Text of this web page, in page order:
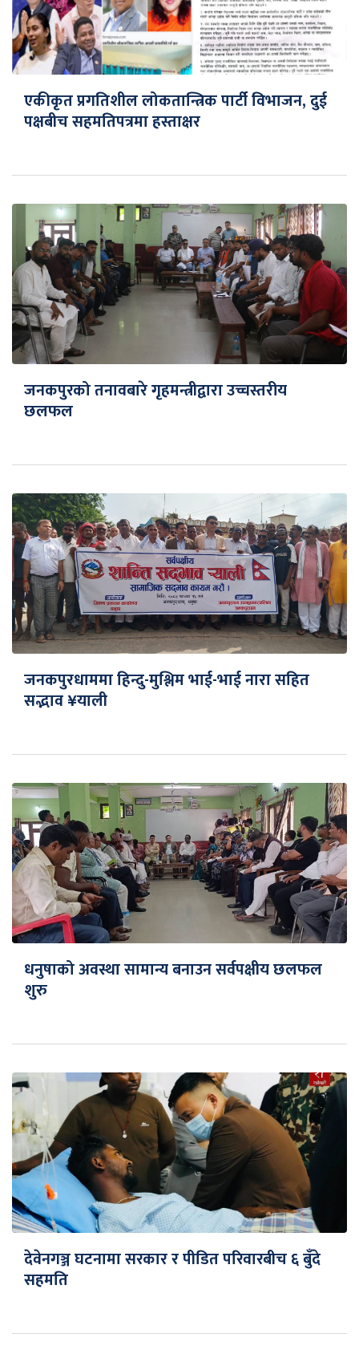
एकीकृत प्रगतिशील लोकतान्त्रिक पार्टी विभाजन, दुई
पक्षबीच सहमतिपत्रमा हस्ताक्षर
जनकपुरको तनावबारे गृहमन्त्रीद्वारा उच्चस्तरीय
छलफल
जनकपुरधाममा हिन्दु-मुश्लिम भाई-भाई नारा सहित
सद्भाव ¥याली
धनुषाको अवस्था सामान्य बनाउन सर्वपक्षीय छलफल
शुरु
देवेनगञ्ज घटनामा सरकार र पीडित परिवारबीच ६ बुँदे
सहमति